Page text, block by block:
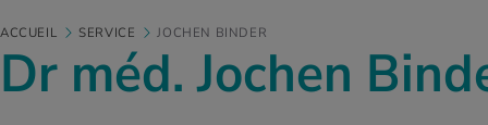
ACCUEIL SERVICE JOCHEN BINDER
Dr méd. Jochen